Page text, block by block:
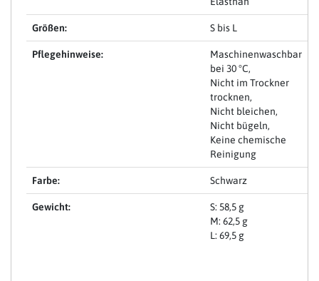
Größen: S bis L
Pflegehinweise:
Maschinenwaschbar
bei 30 °C,
Nicht im Trockner
trocknen,
Nicht bleichen,
Nicht bügeln,
Keine chemische
Reinigung
Farbe: Schwarz
Gewicht:
S: 58,5 g
M: 62,5 g
L: 69,5 g